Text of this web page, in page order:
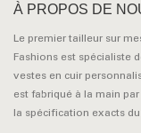
À PROPOS DE
Le premier tailleur sur
Fashions est spécialiste
vestes en cuir
est fabriqué à la main
la spécification exacts